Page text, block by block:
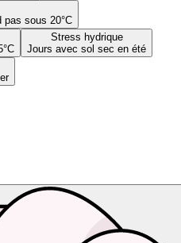
pas sous 20°C
Stress hydrique
Jours avec sol sec en été